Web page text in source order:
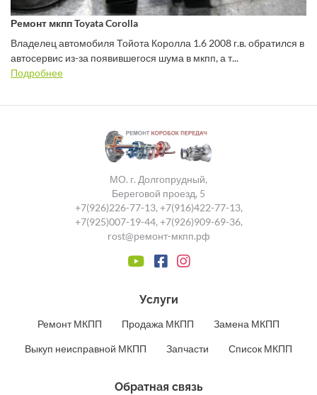
Ремонт мкпп Toyata Corolla
Владелец автомобиля Тойота Королла 1.6 2008 г.в. обратился в
автосервис из-за появившегося шума в мкпп, а т...
Подробнее
МО. г. Долгопрудный,
Береговой проезд, 5
+7(926)226-77-13, +7(916)422-77-13,
+7(925)007-19-44, +7(926)909-69-36,
rost@ремонт-мкпп.рф
Услуги
Ремонт МКПП Продажа МКПП Замена МКПП
Выкуп неисправной МКПП Запчасти Список МКПП
Обратная связь